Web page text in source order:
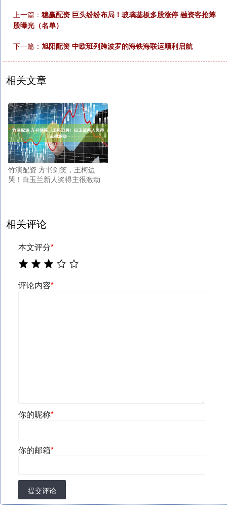
上一篇： 稳赢配资 巨头纷纷布局！玻璃基板多股涨停 融资客抢筹
股曝光（名单）
下一篇： 旭阳配资 中欧班列跨波罗的海铁海联运顺利启航
相关文章
竹演配资 方书剑笑，王柯边
哭！白玉兰新人奖得主很激动
相关评论
本文评分*
评论内容*
你的昵称*
你的邮箱*
提交评论